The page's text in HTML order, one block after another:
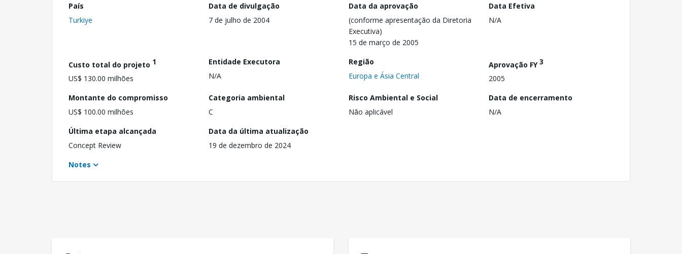
País
Turkiye
Data de divulgação
7 de julho de 2004
Data da aprovação
(conforme apresentação da Diretoria
Executiva)
15 de março de 2005
Data Efetiva
N/A
Custo total do projeto 1
US$ 130.00 milhões
Entidade Executora
N/A
Região
Europa e Ásia Central
Aprovação FY3
2005
Montante do compromisso
US$ 100.00 milhões
Categoria ambiental
C
Risco Ambiental e Social
Não aplicável
Data de encerramento
N/A
Última etapa alcançada
Concept Review
Data da última atualização
19 de dezembro de 2024
Notes